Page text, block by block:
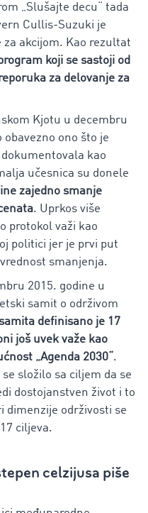
„Slušajte decu“ tada
Cullis-Suzuki je
akcijom. Kao rezultat
koji se sastoji od
za delovanje za
Kjotu u decembru
obavezno ono što je
kao
učesnica su donele
zajedno smanje
. Uprkos više
protokol važi kao
politici jer je prvi put
smanjenja.
2015. godine u
samit o održivom
definisano je 17
još uvek važe kao
„Agenda 2030“ .
složilo sa ciljem da se
dostojanstven život i to
dimenzije održivosti se
ciljeva.
celzijusa piše